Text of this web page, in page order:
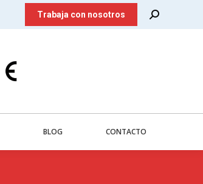
Trabaja con nosotros Search:
BLOG CONTACTO